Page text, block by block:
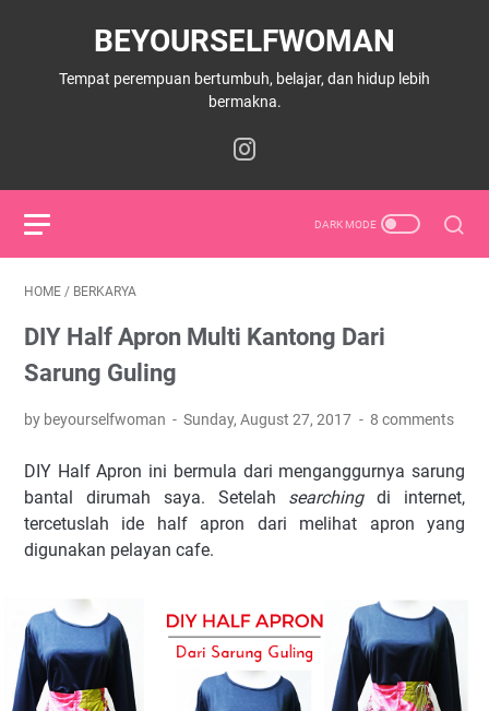
BEYOURSELFWOMAN
Tempat perempuan bertumbuh, belajar, dan hidup lebih
bermakna.
HOME / BERKARYA
DIY Half Apron Multi Kantong Dari
Sarung Guling
by beyourselfwoman Sunday, August 27, 2017 8 comments
DIY Half Apron ini bermula dari menganggurnya sarung
bantal dirumah saya. Setelah searchingdi internet,
tercetuslah ide half apron dari melihat apron yang
digunakan pelayan cafe.